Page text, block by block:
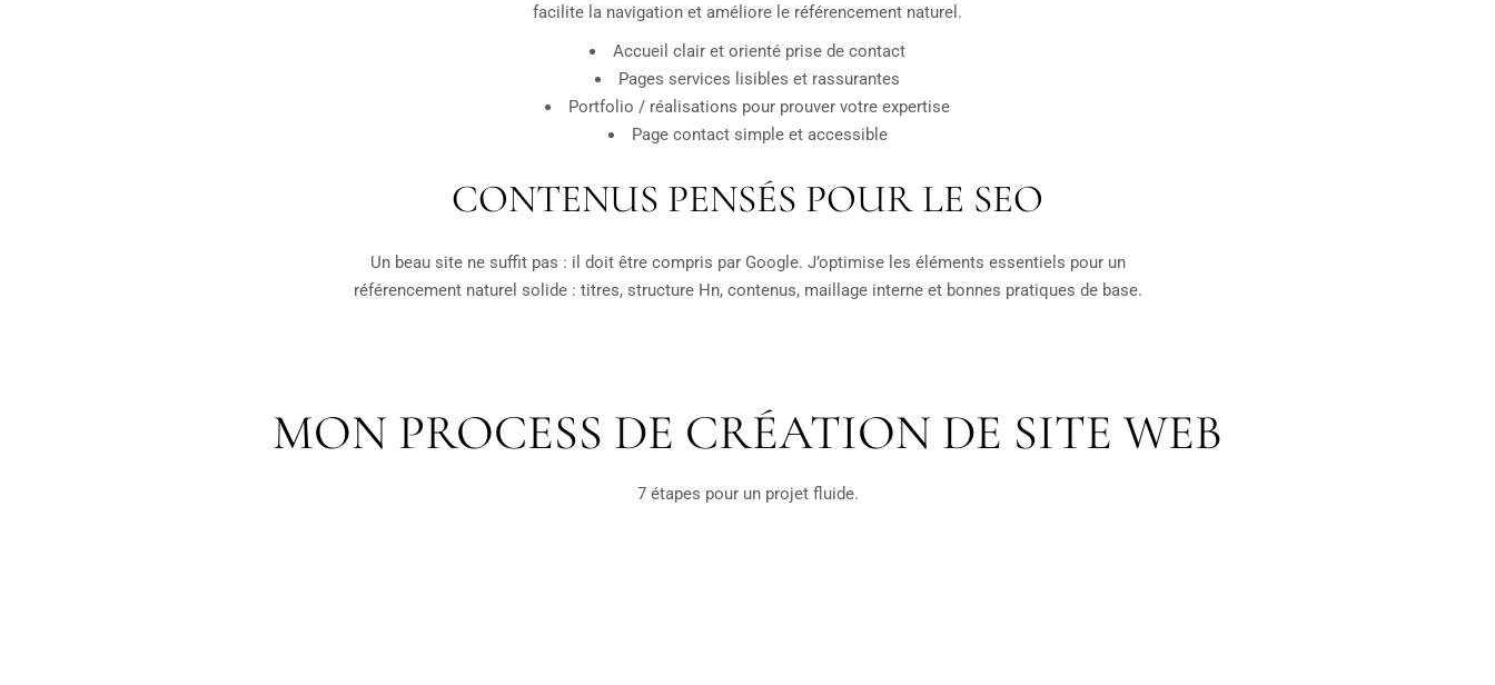
facilite la navigation et améliore le référencement naturel.
Accueil clair et orienté prise de contact
Pages services lisibles et rassurantes
Portfolio / réalisations pour prouver votre expertise
Page contact simple et accessible
CONTENUS PENSÉS POUR LE SEO
Un beau site ne suffit pas : il doit être compris par Google. J’optimise les éléments essentiels pour un
référencement naturel solide : titres, structure Hn, contenus, maillage interne et bonnes pratiques de base.
MON PROCESS DE CRÉATION DE SITE WEB
7 étapes pour un projet fluide.